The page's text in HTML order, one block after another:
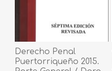
Derecho Penal
Puertorriqueño 2015.